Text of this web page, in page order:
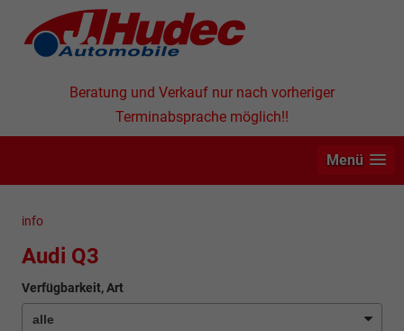
Beratung und Verkauf nur nach vorheriger
Terminabsprache möglich!!
Menü
info
Audi Q3
Verfügbarkeit, Art